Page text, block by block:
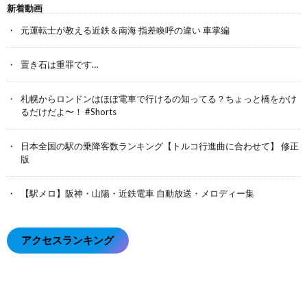
新着動画
元運転士が教える近鉄＆南海 指差喚呼の違い 車掌編
置き石は重罪です…
札幌からロンドンはほぼ電車で行けるの知ってる？ちょっと橋をかけ
るだけだよ〜！ #Shorts
日本全国の駅の乗降客数ランキング【トルコ行進曲に合わせて】 修正
版
【駅メロ】阪神・山陽・近鉄電車 自動放送・メロディー集
アクセスランキング